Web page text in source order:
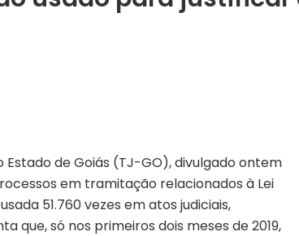
de Goiás (TJ-GO), divulgado ontem
em tramitação relacionados à Lei
51.760 vezes em atos judiciais,
que, só nos primeiros dois meses de 2019,